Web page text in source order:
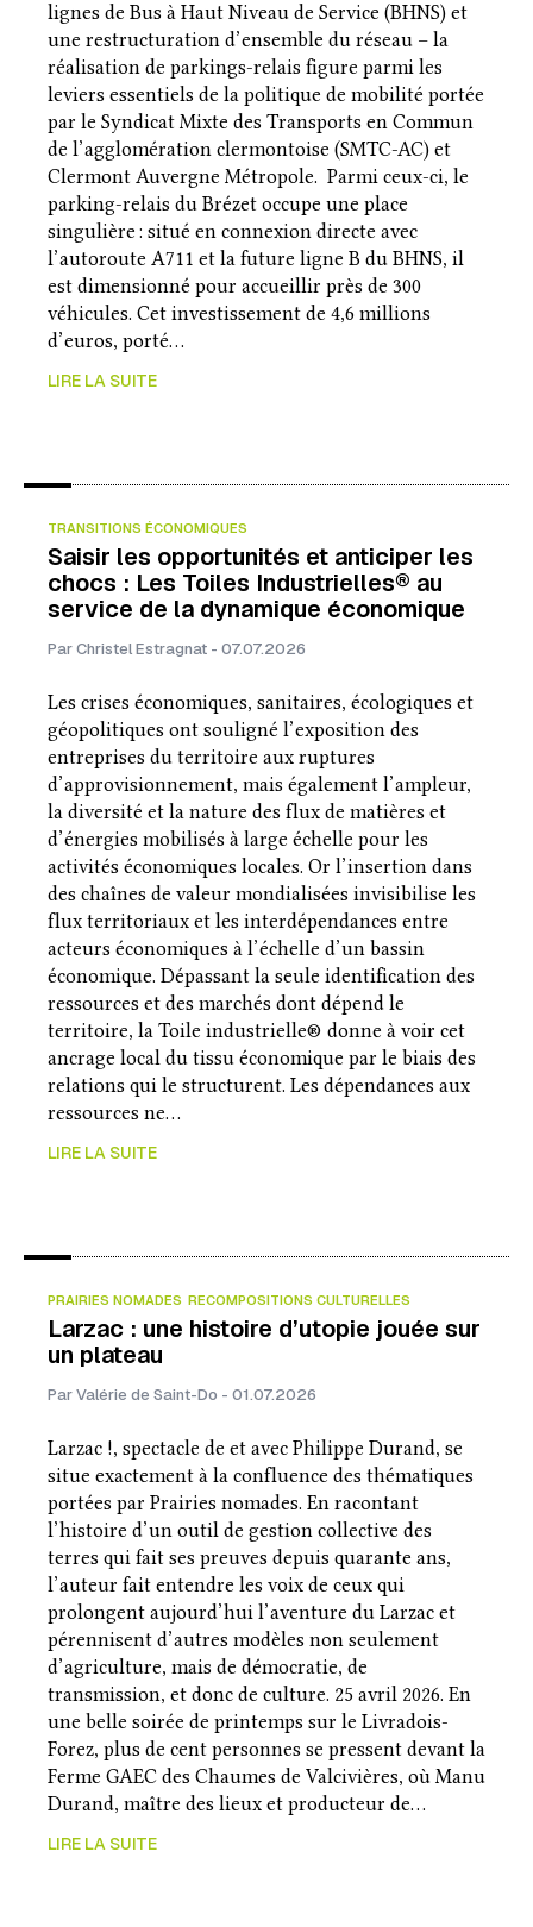
lignes de Bus à Haut Niveau de Service (BHNS) et
une restructuration d’ensemble du réseau – la
réalisation de parkings-relais figure parmi les
leviers essentiels de la politique de mobilité portée
par le Syndicat Mixte des Transports en Commun
de l’agglomération clermontoise (SMTC-AC) et
Clermont Auvergne Métropole. Parmi ceux-ci, le
parking-relais du Brézet occupe une place
singulière : situé en connexion directe avec
l’autoroute A711 et la future ligne B du BHNS, il
est dimensionné pour accueillir près de 300
véhicules. Cet investissement de 4,6 millions
d’euros, porté…
LIRE LA SUITE
TRANSITIONS ÉCONOMIQUES
Saisir les opportunités et anticiper les
chocs : Les Toiles Industrielles® au
service de la dynamique économique
Par Christel Estragnat - 07.07.2026
Les crises économiques, sanitaires, écologiques et
géopolitiques ont souligné l’exposition des
entreprises du territoire aux ruptures
d’approvisionnement, mais également l’ampleur,
la diversité et la nature des flux de matières et
d’énergies mobilisés à large échelle pour les
activités économiques locales. Or l’insertion dans
des chaînes de valeur mondialisées invisibilise les
flux territoriaux et les interdépendances entre
acteurs économiques à l’échelle d’un bassin
économique. Dépassant la seule identification des
ressources et des marchés dont dépend le
territoire, la Toile industrielle® donne à voir cet
ancrage local du tissu économique par le biais des
relations qui le structurent. Les dépendances aux
ressources ne…
LIRE LA SUITE
PRAIRIES NOMADES RECOMPOSITIONS CULTURELLES
Larzac : une histoire d’utopie jouée sur
un plateau
Par Valérie de Saint-Do - 01.07.2026
Larzac !, spectacle de et avec Philippe Durand, se
situe exactement à la confluence des thématiques
portées par Prairies nomades. En racontant
l’histoire d’un outil de gestion collective des
terres qui fait ses preuves depuis quarante ans,
l’auteur fait entendre les voix de ceux qui
prolongent aujourd’hui l’aventure du Larzac et
pérennisent d’autres modèles non seulement
d’agriculture, mais de démocratie, de
transmission, et donc de culture. 25 avril 2026. En
une belle soirée de printemps sur le Livradois-
Forez, plus de cent personnes se pressent devant la
Ferme GAEC des Chaumes de Valcivières, où Manu
Durand, maître des lieux et producteur de…
LIRE LA SUITE